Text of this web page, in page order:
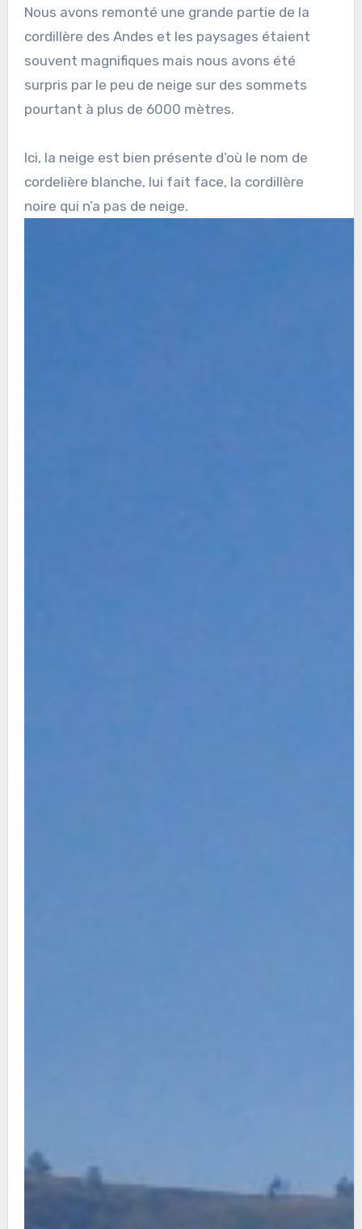
Nous avons remonté une grande partie de la
cordillère des Andes et les paysages étaient
souvent magnifiques mais nous avons été
surpris par le peu de neige sur des sommets
pourtant à plus de 6000 mètres.
Ici, la neige est bien présente d’où le nom de
cordelière blanche, lui fait face, la cordillère
noire qui n’a pas de neige.